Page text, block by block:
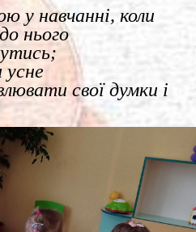
у навчанні, коли
нього
усне
свої думки і